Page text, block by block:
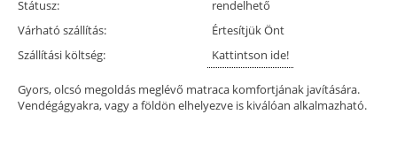
Státusz:
rendelhető
Várható szállítás:
Értesítjük Önt
Szállítási költség:
Kattintson ide!
Gyors, olcsó megoldás meglévő matraca komfortjának javítására.
Vendégágyakra, vagy a földön elhelyezve is kiválóan alkalmazható.